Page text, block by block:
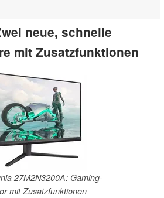
neue, schnelle
mit Zusatzfunktionen
27M2N3200A: Gaming-
mit Zusatzfunktionen